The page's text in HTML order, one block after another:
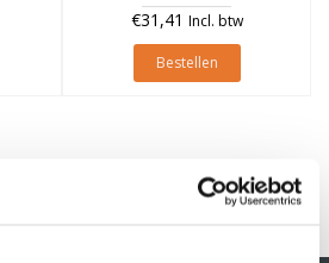
€31,41 Incl. btw
Bestellen
1